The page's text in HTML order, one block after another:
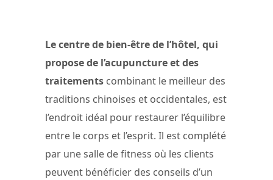
Le centre de bien-être de l’hôtel, qui
propose de l’acupuncture et des
traitements combinant le meilleur des
traditions chinoises et occidentales, est
l’endroit idéal pour restaurer l’équilibre
entre le corps et l’esprit. Il est complété
par une salle de fitness où les clients
peuvent bénéficier des conseils d’un